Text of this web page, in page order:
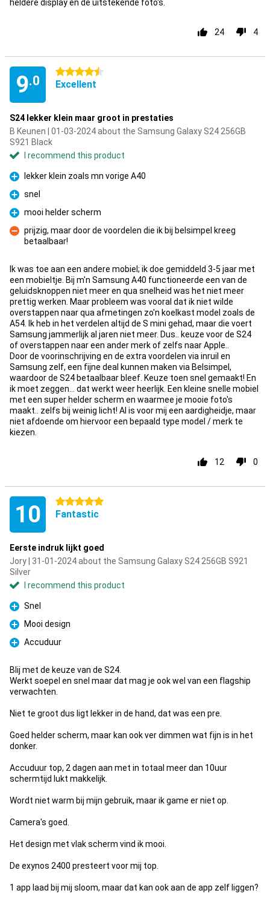
heldere display en de uitstekende foto's.
24 4
9.0
4.5 stars
Excellent
S24 lekker klein maar groot in prestaties
B Keunen | 01-03-2024 about the Samsung Galaxy S24 256GB
S921 Black
I recommend this product
Pro
lekker klein zoals mn vorige A40
Pro
snel
Pro
mooi helder scherm
Con
prijzig, maar door de voordelen die ik bij belsimpel kreeg
betaalbaar!
Ik was toe aan een andere mobiel; ik doe gemiddeld 3-5 jaar met
een mobieltje. Bij m'n Samsung A40 functioneerde een van de
geluidsknoppen niet meer en qua snelheid was het niet meer
prettig werken. Maar probleem was vooral dat ik niet wilde
overstappen naar qua afmetingen zo'n koelkast model zoals de
A54. Ik heb in het verdelen altijd de S mini gehad, maar die voert
Samsung jammerlijk al jaren niet meer. Dus.. keuze voor de S24
of overstappen naar een ander merk of zelfs naar Apple..
Door de voorinschrijving en de extra voordelen via inruil en
Samsung zelf, een fijne deal kunnen maken via Belsimpel,
waardoor de S24 betaalbaar bleef. Keuze toen snel gemaakt! En
ik moet zeggen... dat werkt weer heerlijk. Een kleine snelle mobiel
met een super helder scherm en waarmee je mooie foto's
maakt.. zelfs bij weinig licht! AI is voor mij een aardigheidje, maar
niet afdoende om hiervoor een bepaald type model / merk te
kiezen.
12 0
10 5 stars
Fantastic
Eerste indruk lijkt goed
Jory | 31-01-2024 about the Samsung Galaxy S24 256GB S921
Silver
I recommend this product
Pro
Snel
Pro
Mooi design
Pro
Accuduur
Blij met de keuze van de S24.
Werkt soepel en snel maar dat mag je ook wel van een flagship
verwachten.
Niet te groot dus ligt lekker in de hand, dat was een pre.
Goed helder scherm, maar kan ook ver dimmen wat fijn is in het
donker.
Accuduur top, 2 dagen aan met in totaal meer dan 10uur
schermtijd lukt makkelijk.
Wordt niet warm bij mijn gebruik, maar ik game er niet op.
Camera's goed.
Het design met vlak scherm vind ik mooi.
De exynos 2400 presteert voor mij top.
1 app laad bij mij sloom, maar dat kan ook aan de app zelf liggen?